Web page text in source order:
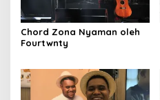
Chord Zona Nyaman oleh
Fourtwnty